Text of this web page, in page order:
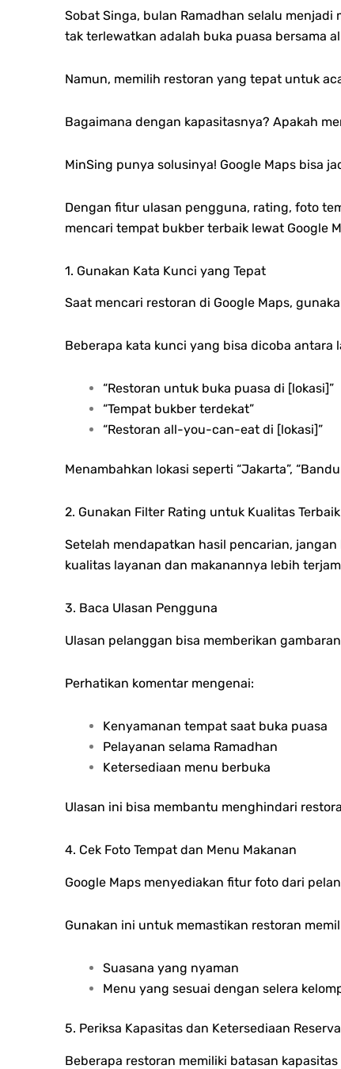
Sobat Singa, bulan Ramadhan selalu
tak terlewatkan adalah buka puasa bersama
Namun, memilih restoran yang tepat untuk
Bagaimana dengan kapasitasnya? Apakah
MinSing punya solusinya! Google Maps bisa
Dengan fitur ulasan pengguna, rating, foto
mencari tempat bukber terbaik lewat Google
1. Gunakan Kata Kunci yang Tepat
Saat mencari restoran di Google Maps,
Beberapa kata kunci yang bisa dicoba antara
“Restoran untuk buka puasa di [lokasi]”
“Tempat bukber terdekat”
“Restoran all-you-can-eat di [lokasi]”
Menambahkan lokasi seperti “Jakarta”,
2. Gunakan Filter Rating untuk Kualitas Terbaik
Setelah mendapatkan hasil pencarian,
kualitas layanan dan makanannya lebih
3. Baca Ulasan Pengguna
Ulasan pelanggan bisa memberikan
Perhatikan komentar mengenai:
Kenyamanan tempat saat buka puasa
Pelayanan selama Ramadhan
Ketersediaan menu berbuka
Ulasan ini bisa membantu menghindari
4. Cek Foto Tempat dan Menu Makanan
Google Maps menyediakan fitur foto dari
Gunakan ini untuk memastikan restoran
Suasana yang nyaman
Menu yang sesuai dengan selera
5. Periksa Kapasitas dan Ketersediaan
Beberapa restoran memiliki batasan kapasitas